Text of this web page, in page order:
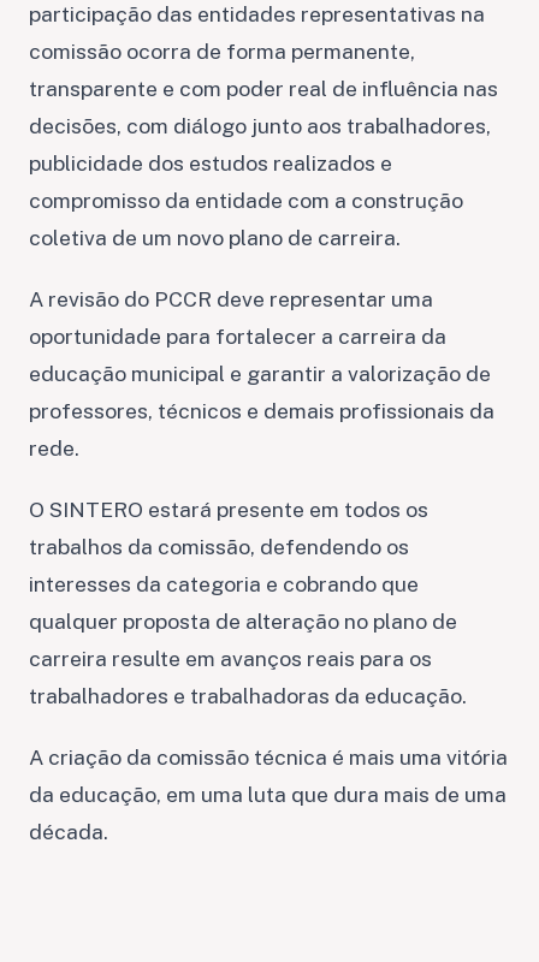
participação das entidades representativas na
comissão ocorra de forma permanente,
transparente e com poder real de influência nas
decisões, com diálogo junto aos trabalhadores,
publicidade dos estudos realizados e
compromisso da entidade com a construção
coletiva de um novo plano de carreira.
A revisão do PCCR deve representar uma
oportunidade para fortalecer a carreira da
educação municipal e garantir a valorização de
professores, técnicos e demais profissionais da
rede.
O SINTERO estará presente em todos os
trabalhos da comissão, defendendo os
interesses da categoria e cobrando que
qualquer proposta de alteração no plano de
carreira resulte em avanços reais para os
trabalhadores e trabalhadoras da educação.
A criação da comissão técnica é mais uma vitória
da educação, em uma luta que dura mais de uma
década.